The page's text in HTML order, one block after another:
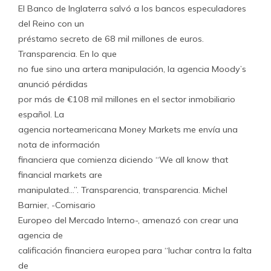
El Banco de Inglaterra salvó a los bancos especuladores
del Reino con un
préstamo secreto de 68 mil millones de euros.
Transparencia. En lo que
no fue sino una artera manipulación, la agencia Moody’s
anunció pérdidas
por más de €108 mil millones en el sector inmobiliario
español. La
agencia norteamericana Money Markets me envía una
nota de información
financiera que comienza diciendo “We all know that
financial markets are
manipulated…”. Transparencia, transparencia. Michel
Barnier, -Comisario
Europeo del Mercado Interno-, amenazó con crear una
agencia de
calificación financiera europea para “luchar contra la falta
de